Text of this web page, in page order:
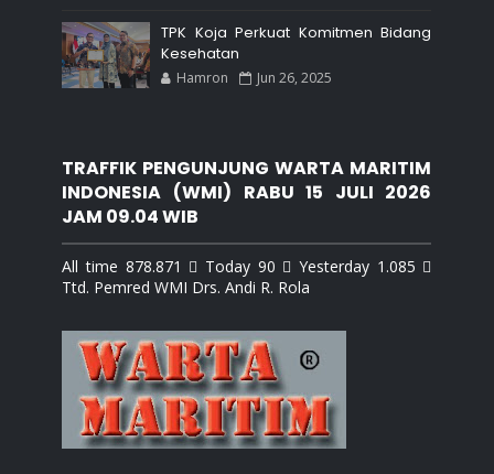
TPK Koja Perkuat Komitmen Bidang
Kesehatan
Hamron Jun 26, 2025
TRAFFIK PENGUNJUNG WARTA MARITIM
INDONESIA (WMI) RABU 15 JULI 2026
JAM 09.04 WIB
All time 878.871  Today 90  Yesterday 1.085 
Ttd. Pemred WMI Drs. Andi R. Rola